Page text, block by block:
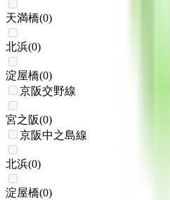
天満橋(0)
北浜(0)
淀屋橋(0)
京阪交野線
宮之阪(0)
京阪中之島線
北浜(0)
淀屋橋(0)